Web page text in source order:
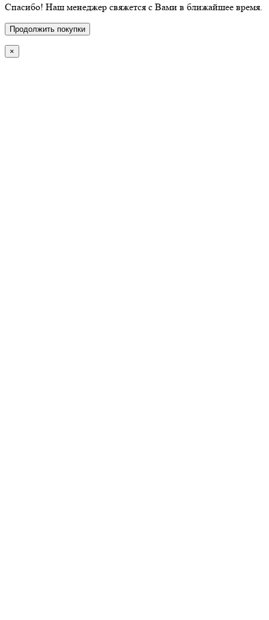
Спасибо! Наш менеджер свяжется с Вами в ближайшее время.
Продолжить покупки
×